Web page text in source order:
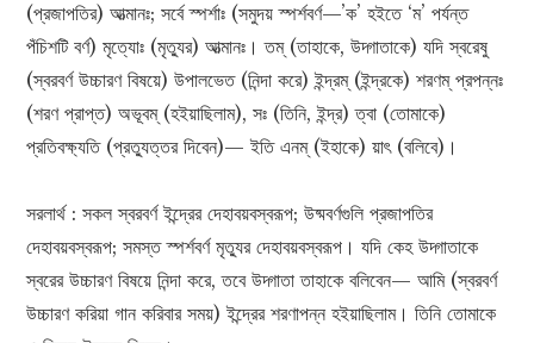
(প্রজাপতির) আত্মানঃ; সর্বে স্পর্শাঃ (সমুদয় স্পর্শবর্ণ—’ক’ হইতে ‘ম’ পর্যন্ত
পঁচিশটি বর্ণ) মৃত্যোঃ (মৃত্যুর) আত্মানঃ। তম্ (তাহাকে, উদ্গাতাকে) যদি স্বরেষু
(স্বরবর্ণ উচ্চারণ বিষয়ে) উপালভেত (নিন্দা করে) ইন্দ্রম্ (ইন্দ্রকে) শরণম্ প্রপন্নঃ
(শরণ প্রাপ্ত) অভূবম্ (হইয়াছিলাম), সঃ (তিনি, ইন্দ্র) ত্বা (তোমাকে)
প্রতিবক্ষ্যতি (প্রত্যুত্তর দিবেন)— ইতি এনম্ (ইহাকে) য়াৎ (বলিবে)।
সরলার্থ : সকল স্বরবর্ণ ইন্দ্রের দেহাবয়বস্বরূপ; উষ্মবর্ণগুলি প্রজাপতির
দেহাবয়বস্বরূপ; সমস্ত স্পর্শবর্ণ মৃত্যুর দেহাবয়বস্বরূপ। যদি কেহ উদ্গাতাকে
স্বরের উচ্চারণ বিষয়ে নিন্দা করে, তবে উদ্গাতা তাহাকে বলিবেন— আমি (স্বরবর্ণ
উচ্চারণ করিয়া গান করিবার সময়) ইন্দ্রের শরণাপন্ন হইয়াছিলাম। তিনি তোমাকে